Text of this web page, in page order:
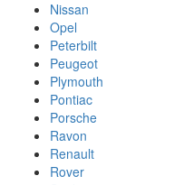
Nissan
Opel
Peterbilt
Peugeot
Plymouth
Pontiac
Porsche
Ravon
Renault
Rover